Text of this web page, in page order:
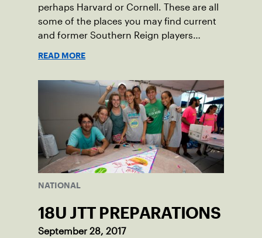
perhaps Harvard or Cornell. These are all
some of the places you may find current
and former Southern Reign players
READ MORE
NATIONAL
18U JTT PREPARATIONS
September 28, 2017